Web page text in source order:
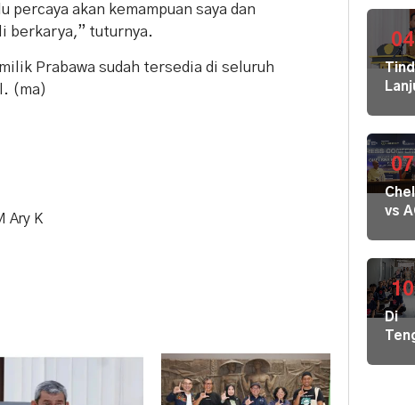
akan kemampuan saya dan
berkarya,” tuturnya.
Prabawa sudah tersedia di seluruh
(ma)
Ary K
ke
RI
04
07
vs
di
Tiket
10
Di